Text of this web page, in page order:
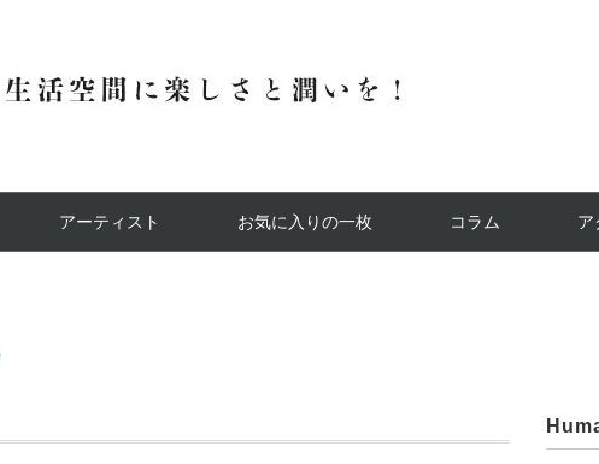
アーティスト お気に入りの一枚 コラム ア